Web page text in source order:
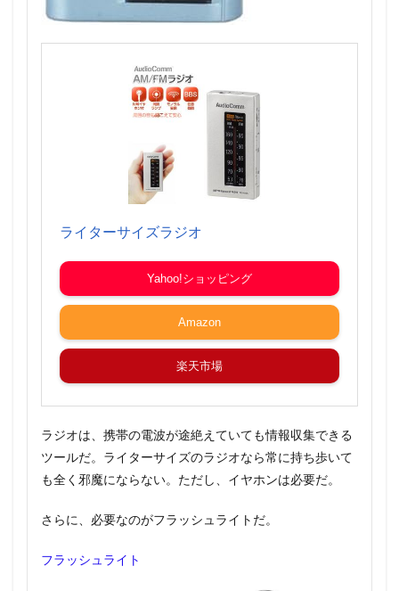
ライターサイズラジオ
Yahoo!ショッピング
Amazon
楽天市場
ラジオは、携帯の電波が途絶えていても情報収集できる
ツールだ。ライターサイズのラジオなら常に持ち歩いて
も全く邪魔にならない。ただし、イヤホンは必要だ。
さらに、必要なのがフラッシュライトだ。
フラッシュライト